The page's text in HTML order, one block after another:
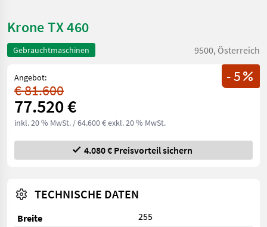
Krone TX 460
Gebrauchtmaschinen 9500, Österreich
- 5
Angebot:
€ 81.600
77.520 €
inkl. 20 % MwSt. / 64.600 € exkl. 20 % MwSt.
4.080 € Preisvorteil sichern
TECHNISCHE DATEN
Breite
255